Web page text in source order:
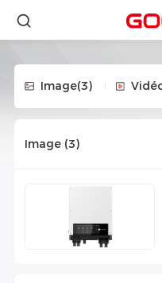
Image(3)
Image (3)